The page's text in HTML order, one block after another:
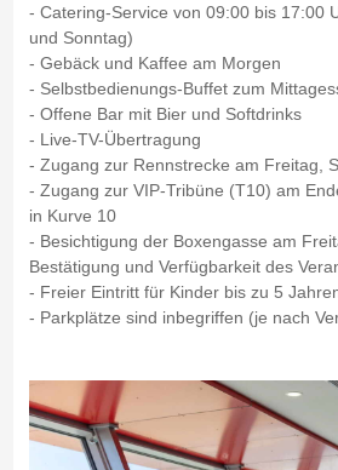
- Catering-Service von 09:00 bis 17:00
und Sonntag)
- Gebäck und Kaffee am Morgen
- Selbstbedienungs-Buffet zum
- Offene Bar mit Bier und Softdrinks
- Live-TV-Übertragung
- Zugang zur Rennstrecke am Freitag,
- Zugang zur VIP-Tribüne (T10) am
in Kurve 10
- Besichtigung der Boxengasse am
Bestätigung und Verfügbarkeit des
- Freier Eintritt für Kinder bis zu 5
- Parkplätze sind inbegriffen (je nach